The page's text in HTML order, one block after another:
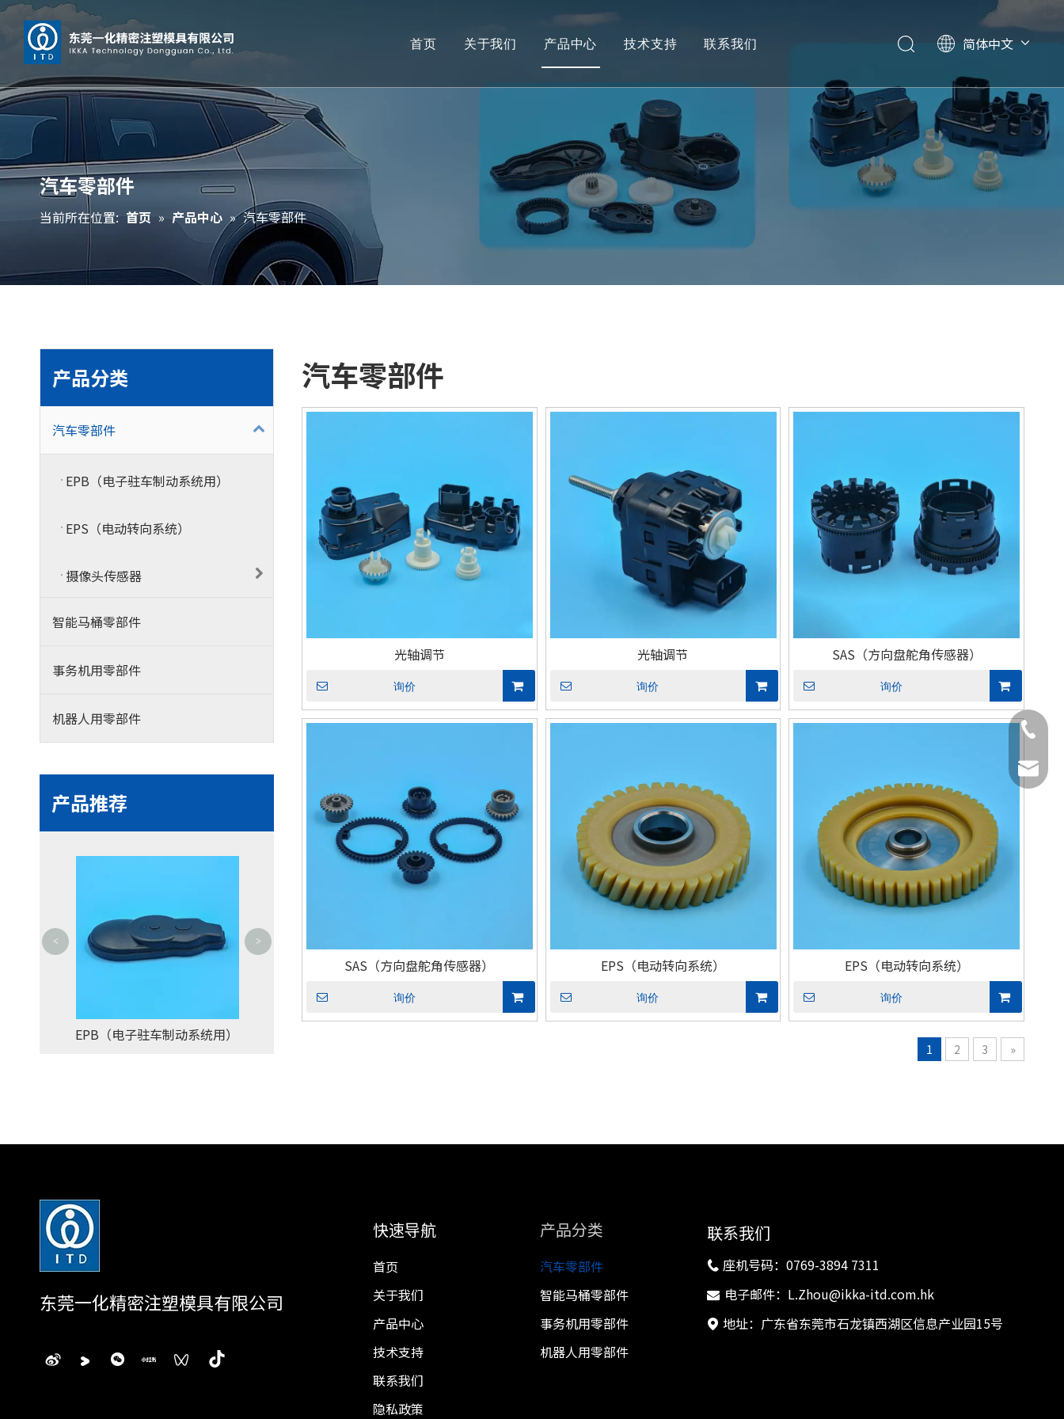
首页 关于我们 产品中心 技术支持 联系我们 简体中文
日本語
汽车零部件
当前所在位置: 首页 » 产品中心 » 汽车零部件
产品分类
汽车零部件
EPB（电子驻车制动系统用）
EPS（电动转向系统）
摄像头传感器
智能马桶零部件
事务机用零部件
机器人用零部件
产品推荐
EPB（电子驻车制动系统用）
EPB（电子驻车制动系统用） EPB（电子驻车制动系统用） EPB（电子驻车制动系统用） EPB（电子驻车制动系统用） EPB（电子驻车
< >
汽车零部件
光轴调节
询价
光轴调节
询价
SAS（方向盘舵角传感器）
询价
SAS（方向盘舵角传感器）
询价
EPS（电动转向系统）
询价
EPS（电动转向系统）
询价
1 2 3 »
东莞一化精密注塑模具有限公司
0769-
快速导航
首页
关于我们
产品中心
技术支持
联系我们
隐私政策
产品分类
汽车零部件
智能马桶零部件
事务机用零部件
机器人用零部件
联系我们
 座机号码：0769-3894 7311
 电子邮件： L.Zhou@ikka-itd.com.hk
 地址：广东省东莞市石龙镇西湖区信息产业园15号